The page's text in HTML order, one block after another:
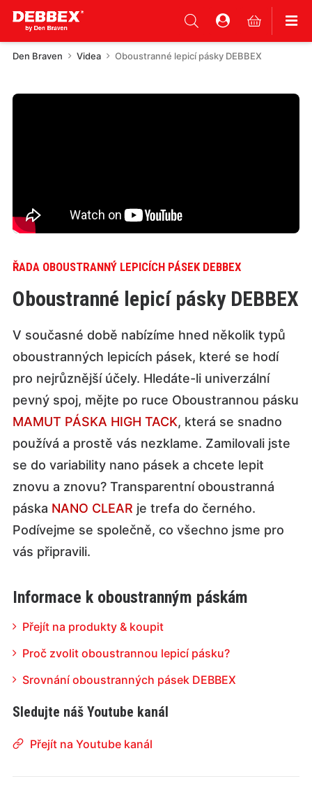
Den Braven Videa Oboustranné lepicí pásky DEBBEX
ŘADA OBOUSTRANNÝ LEPICÍCH PÁSEK DEBBEX
Oboustranné lepicí pásky DEBBEX
V současné době nabízíme hned několik typů
oboustranných lepicích pásek, které se hodí
pro nejrůznější účely. Hledáte-li univerzální
pevný spoj, mějte po ruce Oboustrannou pásku
MAMUT PÁSKA HIGH TACK, která se snadno
používá a prostě vás nezklame. Zamilovali jste
se do variability nano pásek a chcete lepit
znovu a znovu? Transparentní oboustranná
páska NANO CLEAR je trefa do černého.
Podívejme se společně, co všechno jsme pro
vás připravili.
Informace k oboustranným páskám
Přejít na produkty & koupit
Proč zvolit oboustrannou lepicí pásku?
Srovnání oboustranných pásek DEBBEX
Sledujte náš Youtube kanál
Přejít na Youtube kanál